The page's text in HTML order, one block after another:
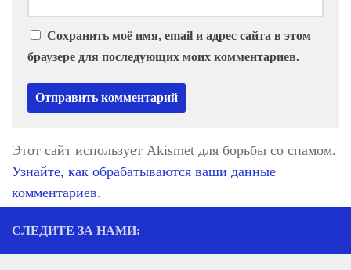
Сохранить моё имя, email и адрес сайта в этом
браузере для последующих моих комментариев.
Этот сайт использует Akismet для борьбы со спамом.
Узнайте, как обрабатываются ваши данные
комментариев.
СЛЕДИТЕ ЗА НАМИ: